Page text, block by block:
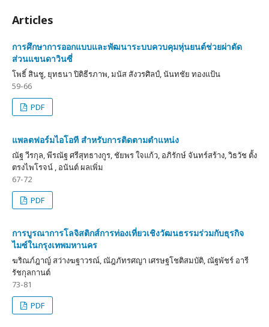
Articles
การศึกษาการออกแบบและพัฒนาระบบควบคุมหุ่นยนต์ช่วยผ่าตัด
ส่วนแขนดาวินซี่
โพธิ์ สินชู, ยุทธนา ปิติธีรภาพ, มนัส สังวรศิลป์, นันทชัย ทองแป้น
59-66
PDF
แพลตฟอร์มไอโอที สำหรับการติดตามตำแหน่ง
ณัฐ วีรกุล, พีรณัฐ ศรีสุทธางกูร, ชัยพร ใจแก้ว, อภิรักษ์ จันทร์สร้าง, วิธวัช ตั้ง
ตรงไพโรจน์ , อนันต์ ผลเพิ่ม
67-72
PDF
การบูรณาการโลจิสติกส์การท่องเที่ยวเชิงวัฒนธรรมร่วมกับธุรกิจ
ไมซ์ในกรุงเทพมหานคร
ฆริณภ์ฎาญ์ สว่างฆฐาวรณ์, ณัฎภัทรศญา เศรษฐโชติสมบัติ, ณัฐพัชร์ อารี
รัชกุลกานต์
73-81
PDF